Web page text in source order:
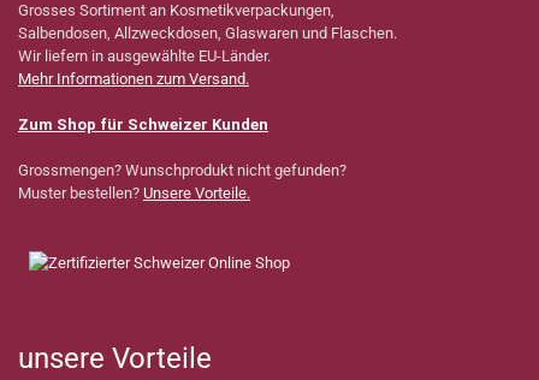
Grosses Sortiment an Kosmetikverpackungen,
Salbendosen, Allzweckdosen, Glaswaren und Flaschen.
Wir liefern in ausgewählte EU-Länder.
Mehr Informationen zum Versand.
Zum Shop für Schweizer Kunden
Grossmengen? Wunschprodukt nicht gefunden?
Muster bestellen? Unsere Vorteile.
unsere Vorteile